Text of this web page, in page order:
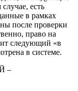
есть
в рамках
после проверки
право на
следующий «в
в системе.
–